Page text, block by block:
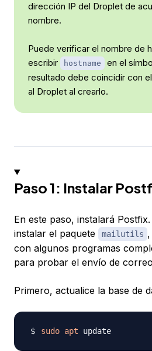
dirección IP del Droplet de
nombre.
Puede verificar el nombre de
escribir
hostname
en el
resultado debe coincidir con
al Droplet al crearlo.
Paso 1: Instalar
En este paso, instalará
instalar el paquete
mailutils
con algunos programas
para probar el envío de
Primero, actualice la base de
sudo apt